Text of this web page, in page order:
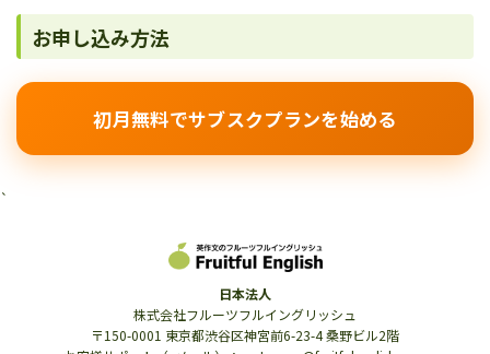
お申し込み方法
初月無料でサブスクプランを始める
`
日本法人
株式会社フルーツフルイングリッシュ
〒150-0001 東京都渋谷区神宮前6-23-4 桑野ビル2階